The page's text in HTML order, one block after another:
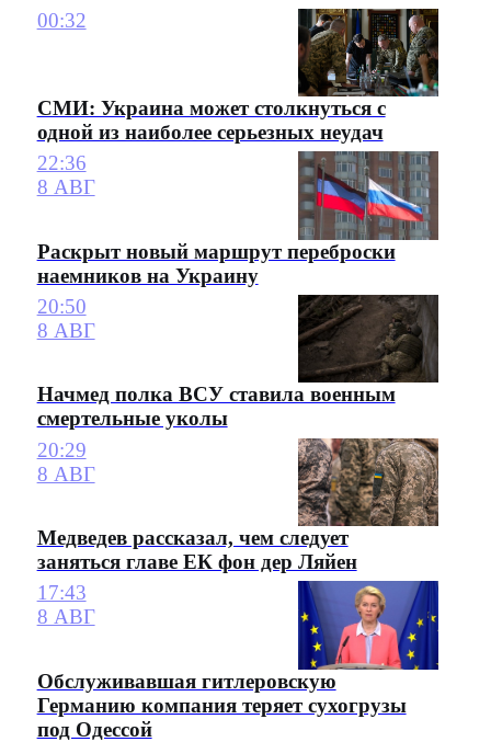
00:32
СМИ: Украина может столкнуться с
одной из наиболее серьезных неудач
22:36
8 АВГ
Раскрыт новый маршрут переброски
наемников на Украину
20:50
8 АВГ
Начмед полка ВСУ ставила военным
смертельные уколы
20:29
8 АВГ
Медведев рассказал, чем следует
заняться главе ЕК фон дер Ляйен
17:43
8 АВГ
Обслуживавшая гитлеровскую
Германию компания теряет сухогрузы
под Одессой